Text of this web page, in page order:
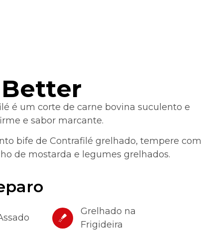
é um corte de carne bovina suculento e
e sabor marcante.
bife de Contrafilé grelhado, tempere com
de mostarda e legumes grelhados.
Grelhado na
Frigideira